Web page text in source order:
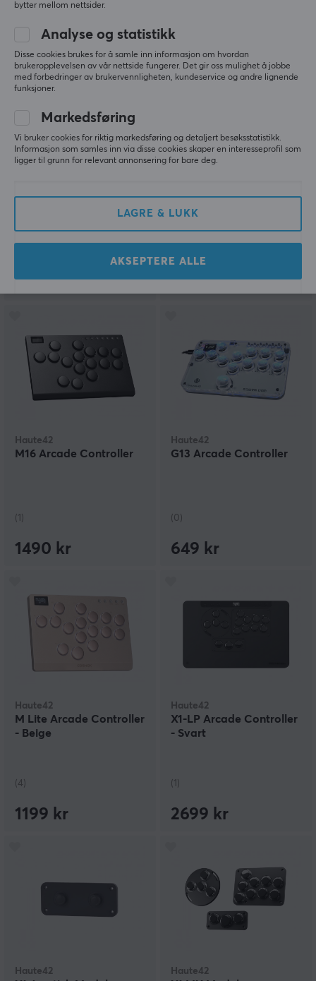
1099 kr 1999 kr
Haute42
M16 Arcade Controller
(1)
1490 kr
Haute42
G13 Arcade Controller
(0)
649 kr
Haute42
M Lite Arcade Controller
- Beige
(4)
1199 kr
Haute42
X1-LP Arcade Controller
- Svart
(1)
2699 kr
Haute42 Haute42
bytter mellom nettsider.
Analyse og statistikk
Disse cookies brukes for å samle inn informasjon om hvordan
brukeropplevelsen av vår nettside fungerer. Det gir oss mulighet å jobbe
med forbedringer av brukervennligheten, kundeservice og andre lignende
funksjoner.
Markedsføring
Vi bruker cookies for riktig markedsføring og detaljert besøksstatistikk.
Informasjon som samles inn via disse cookies skaper en interesseprofil som
ligger til grunn for relevant annonsering for bare deg.
LAGRE & LUKK
AKSEPTERE ALLE